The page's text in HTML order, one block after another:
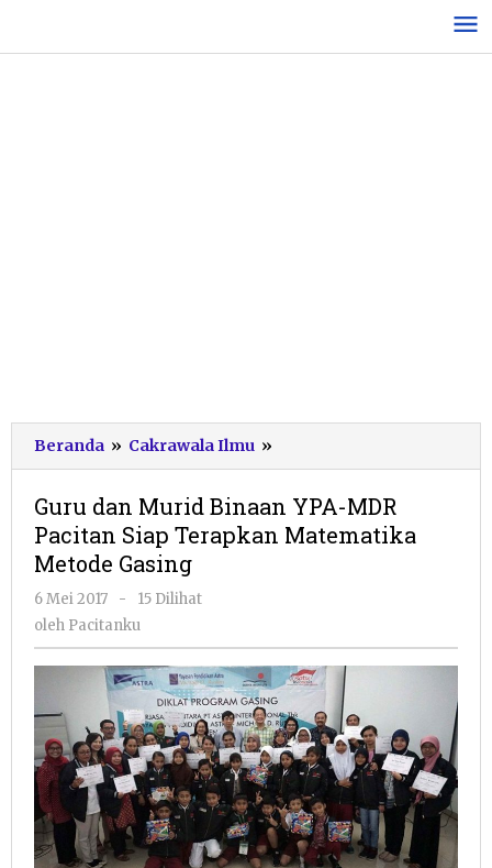
konten
Beranda » Cakrawala Ilmu »
dan
Binaan
YPA-
Matematika
Metode
Gasing
Guru dan Murid Binaan YPA-MDR
Pacitan Siap Terapkan Matematika
Metode Gasing
6 Mei 2017
oleh
Pacitanku
-
15 Dilihat
oleh Pacitanku